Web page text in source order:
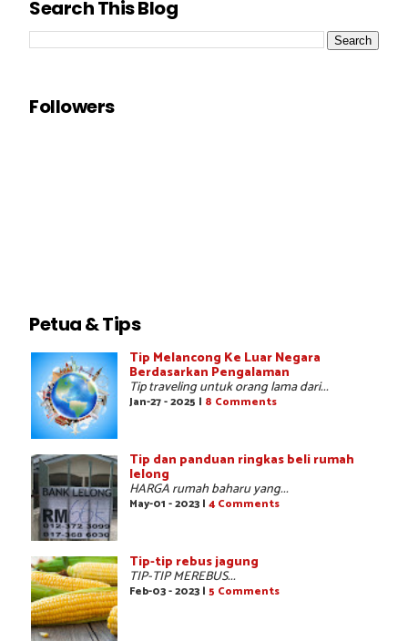
Search This Blog
Followers
Petua & Tips
Tip Melancong Ke Luar Negara
Berdasarkan Pengalaman
Tip traveling untuk orang lama dari...
Jan-27 - 2025 | 8 Comments
Tip dan panduan ringkas beli rumah
lelong
HARGA rumah baharu yang...
May-01 - 2023 | 4 Comments
Tip-tip rebus jagung
TIP-TIP MEREBUS...
Feb-03 - 2023 | 5 Comments